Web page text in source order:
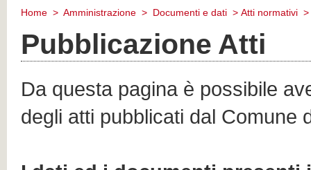
reggio
Home > Amministrazione > Documenti e dati > Atti normativi >
Pubblicazione Atti
Da questa pagina è possibile
degli atti pubblicati dal Comune